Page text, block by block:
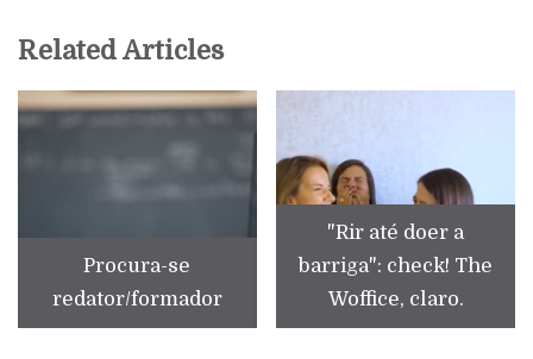
Related Articles
Procura-se
redator/formador
"Rir até doer a
barriga": check! The
Woffice, claro.